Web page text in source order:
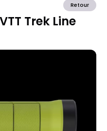
Retour
Trek Line